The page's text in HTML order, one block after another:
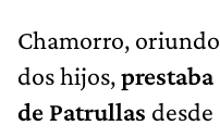
Chamorro,
dos hijos,
de Patrullas